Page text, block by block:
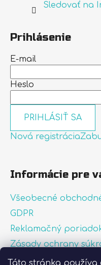
Táto stránka používa
Sledovať na
Prihlásenie
E-mail
Heslo
PRIHLÁSIŤ SA
Nová registrácia
Informácie pre
Všeobecné
GDPR
Reklamačný
Zásady ochrany
Zásady používania